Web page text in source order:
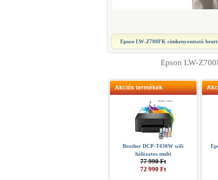
Epson LW-Z700FK címkenyomtató
Epson LW-
Akciós termékek
Brother DCP-T430W wifi
hálózatos multi
77 990 Ft
72 990 Ft